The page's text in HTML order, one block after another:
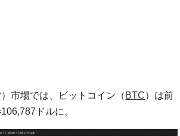
市場では、ビットコイン（ BTC）は前
ドルに。